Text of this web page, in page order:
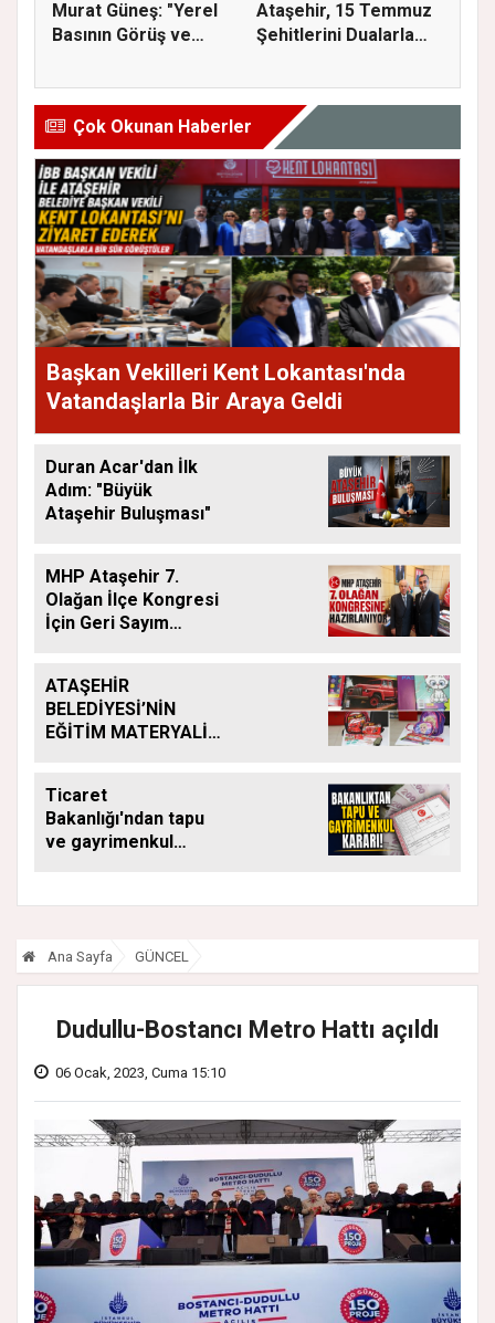
Murat Güneş: "Yerel
Basının Görüş ve
Ataşehir, 15 Temmuz
Şehitlerini Dualarla
Çok Okunan Haberler
Başkan Vekilleri Kent Lokantası'nda
Vatandaşlarla Bir Araya Geldi
Duran Acar'dan İlk
Adım: "Büyük
Ataşehir Buluşması"
MHP Ataşehir 7.
Olağan İlçe Kongresi
İçin Geri Sayım
ATAŞEHİR
BELEDİYESİ’NİN
EĞİTİM MATERYALİ
SÜRÜYOR
Ticaret
Bakanlığı'ndan tapu
ve gayrimenkul
yapamayacak
Ana Sayfa GÜNCEL
Dudullu-Bostancı Metro Hattı açıldı
06 Ocak, 2023, Cuma 15:10